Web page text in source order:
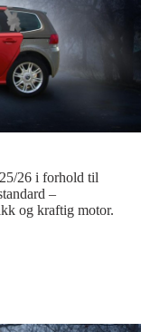
26 i forhold til
–
og kraftig motor.